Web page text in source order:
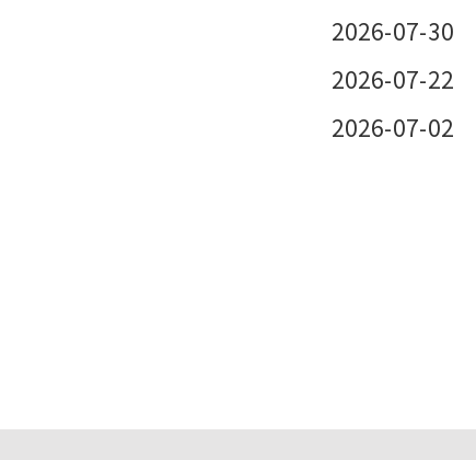
2026-07-30
2026-07-22
2026-07-02